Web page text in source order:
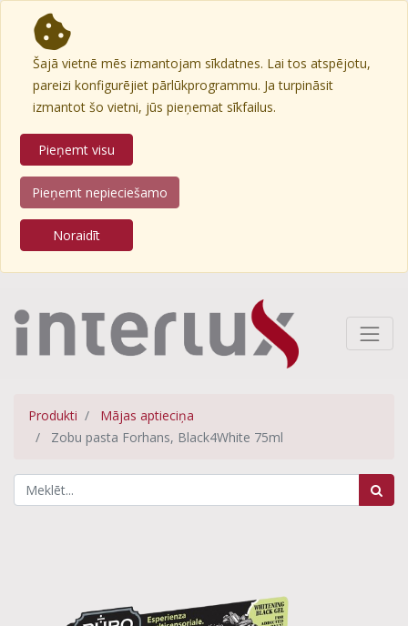
Šajā vietnē mēs izmantojam sīkdatnes. Lai tos atspējotu,
pareizi konfigurējiet pārlūkprogrammu. Ja turpināsit
izmantot šo vietni, jūs pieņemat sīkfailus.
Pieņemt visu
Pieņemt nepieciešamo
Noraidīt
Produkti
Mājas aptieciņa
Zobu pasta Forhans, Black4White 75ml